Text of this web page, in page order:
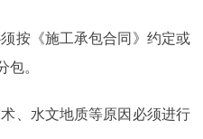
按《施工承包合同》约定或
。
、水文地质等原因必须进行